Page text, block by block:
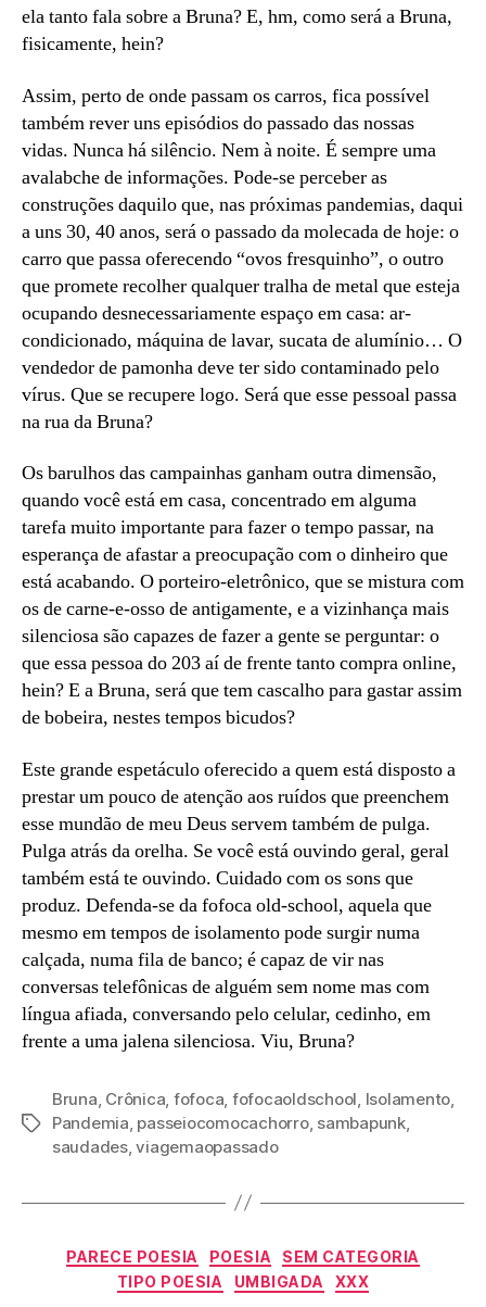
ela tanto fala sobre a Bruna? E, hm, como será a Bruna,
fisicamente, hein?
Assim, perto de onde passam os carros, fica possível
também rever uns episódios do passado das nossas
vidas. Nunca há silêncio. Nem à noite. É sempre uma
avalabche de informações. Pode-se perceber as
construções daquilo que, nas próximas pandemias, daqui
a uns 30, 40 anos, será o passado da molecada de hoje: o
carro que passa oferecendo “ovos fresquinho”, o outro
que promete recolher qualquer tralha de metal que esteja
ocupando desnecessariamente espaço em casa: ar-
condicionado, máquina de lavar, sucata de alumínio… O
vendedor de pamonha deve ter sido contaminado pelo
vírus. Que se recupere logo. Será que esse pessoal passa
na rua da Bruna?
Os barulhos das campainhas ganham outra dimensão,
quando você está em casa, concentrado em alguma
tarefa muito importante para fazer o tempo passar, na
esperança de afastar a preocupação com o dinheiro que
está acabando. O porteiro-eletrônico, que se mistura com
os de carne-e-osso de antigamente, e a vizinhança mais
silenciosa são capazes de fazer a gente se perguntar: o
que essa pessoa do 203 aí de frente tanto compra online,
hein? E a Bruna, será que tem cascalho para gastar assim
de bobeira, nestes tempos bicudos?
Este grande espetáculo oferecido a quem está disposto a
prestar um pouco de atenção aos ruídos que preenchem
esse mundão de meu Deus servem também de pulga.
Pulga atrás da orelha. Se você está ouvindo geral, geral
também está te ouvindo. Cuidado com os sons que
produz. Defenda-se da fofoca old-school, aquela que
mesmo em tempos de isolamento pode surgir numa
calçada, numa fila de banco; é capaz de vir nas
conversas telefônicas de alguém sem nome mas com
língua afiada, conversando pelo celular, cedinho, em
frente a uma jalena silenciosa. Viu, Bruna?
Tags
Bruna, Crônica, fofoca, fofocaoldschool, Isolamento,
Pandemia, passeiocomocachorro, sambapunk,
saudades,viagemaopassado
Categorias
PARECE POESIA POESIA
SEM CATEGORIA
TIPO POESIA
UMBIGADA XXX